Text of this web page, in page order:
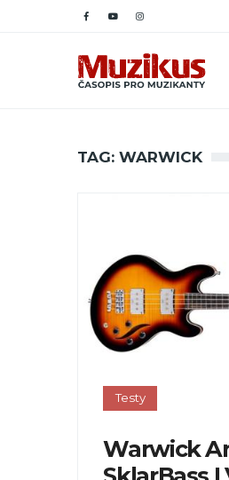
TAG: WARWICK
Testy
Warwick